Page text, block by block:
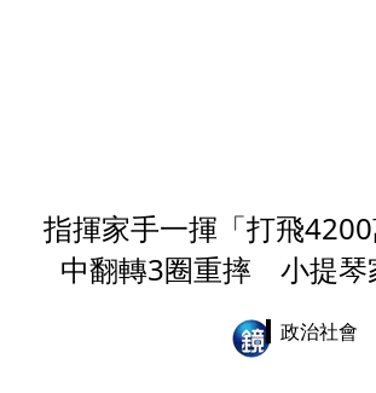
指揮家手一揮「打飛
中翻轉3圈重摔 小提琴
政治社會